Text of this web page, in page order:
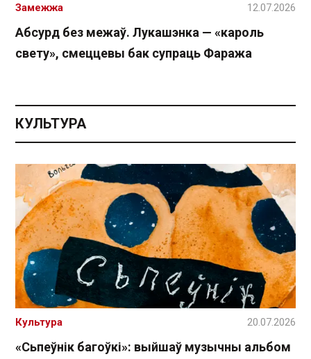
Абсурд без межаў. Лукашэнка — «кароль
свету», смеццевы бак супраць Фаража
Замежжа 12.07.2026
КУЛЬТУРА
«Сьпеўнік багоўкі»: выйшаў музычны альбом
Культура 20.07.2026